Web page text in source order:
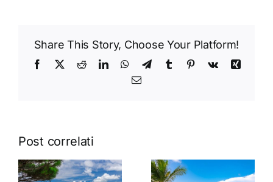
Share This Story, Choose Your Platform!
Facebook
X RedditLinkedInWhatsApp
TelegramTumblr Pinterest
Vk
Xing
Email
Post correlati